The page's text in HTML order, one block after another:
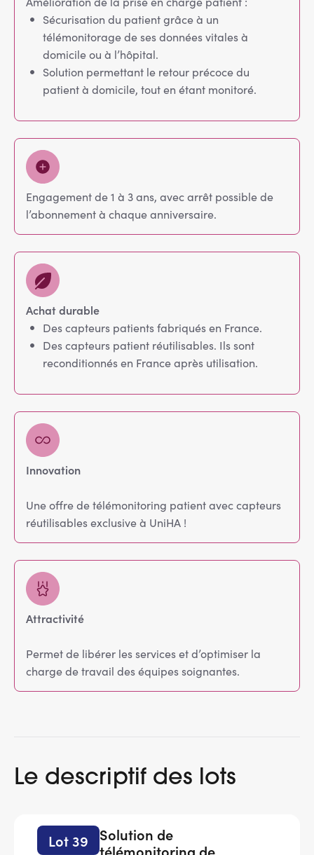
Sécurisation du patient grâce à un
télémonitorage de ses données vitales à
domicile ou à l’hôpital.
Solution permettant le retour précoce du
patient à domicile, tout en étant monitoré.
Engagement de 1 à 3 ans, avec arrêt possible de
l’abonnement à chaque anniversaire.
Achat durable
Des capteurs patients fabriqués en France.
Des capteurs patient réutilisables. Ils sont
reconditionnés en France après utilisation.
Innovation
Une offre de télémonitoring patient avec capteurs
réutilisables exclusive à UniHA !
Attractivité
Permet de libérer les services et d’optimiser la
charge de travail des équipes soignantes.
Le descriptif des lots
Lot 39
Solution de
télémonitoring de